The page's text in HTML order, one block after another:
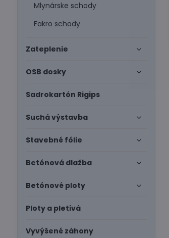
Mlynárske schody
Fakro schody
Zateplenie
OSB dosky
Sadrokartón Rigips
Suchá výstavba
Stavebné fólie
Betónová dlažba
Betónové ploty
Ploty a pletivá
Vyvýšené záhony